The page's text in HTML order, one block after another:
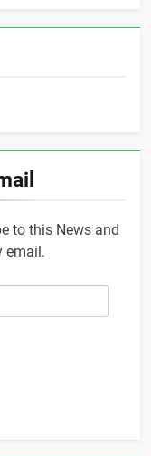
to this News and
email.